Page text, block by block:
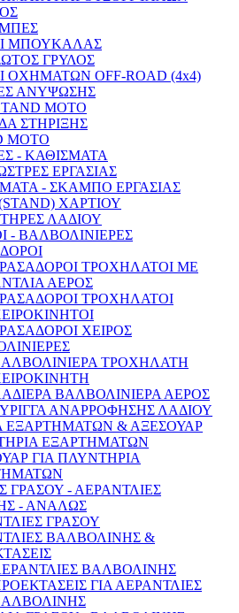
ΜΠΟΥΚΑΛΑΣ
ΓΡΥΛΟΣ
ΟΧΗΜΑΤΩΝ OFF-ROAD (4x4)
ΑΝΥΨΩΣΗΣ
ΜΟΤΟ
ΣΤΗΡΙΞΗΣ
MOTO
- ΚΑΘΙΣΜΑΤΑ
ΕΡΓΑΣΙΑΣ
- ΣΚΑΜΠΟ ΕΡΓΑΣΙΑΣ
ΧΑΡΤΙΟΥ
ΛΑΔΙΟΥ
- ΒΑΛΒΟΛΙΝΙΕΡΕΣ
ΤΡΟΧΗΛΑΤΟΙ ΜΕ
ΑΕΡΟΣ
ΤΡΟΧΗΛΑΤΟΙ
ΧΕΙΡΟΣ
ΤΡΟΧΗΛΑΤΗ
ΒΑΛΒΟΛΙΝΙΕΡΑ ΑΕΡΟΣ
ΑΝΑΡΡΟΦΗΣΗΣ ΛΑΔΙΟΥ
ΕΞΑΡΤΗΜΑΤΩΝ & ΑΞΕΣΟΥΑΡ
ΕΞΑΡΤΗΜΑΤΩΝ
ΓΙΑ ΠΛΥΝΤΗΡΙΑ
ΓΡΑΣΟΥ - ΑΕΡΑΝΤΛΙΕΣ
- ΑΝΑΛΩΣ
ΓΡΑΣΟΥ
ΒΑΛΒΟΛΙΝΗΣ &
ΒΑΛΒΟΛΙΝΗΣ
ΓΙΑ ΑΕΡΑΝΤΛΙΕΣ